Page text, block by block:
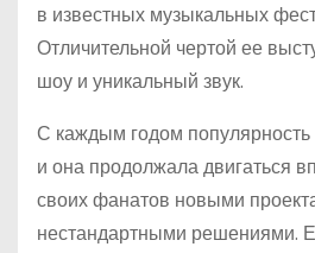
в известных музыкальных
Отличительной чертой ее
шоу и уникальный звук.
С каждым годом популярность
и она продолжала двигаться
своих фанатов новыми
нестандартными решениями.